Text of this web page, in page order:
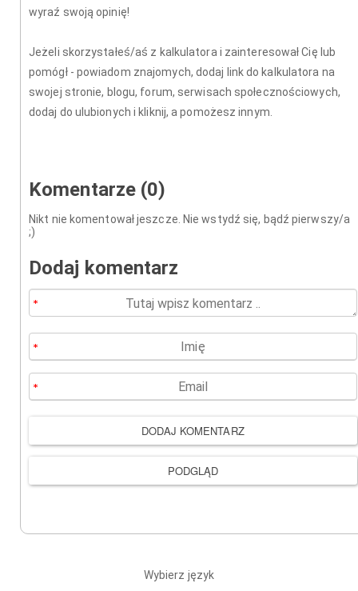
wyraź swoją opinię!
Jeżeli skorzystałeś/aś z kalkulatora i zainteresował Cię lub
pomógł - powiadom znajomych, dodaj link do kalkulatora na
swojej stronie, blogu, forum, serwisach społecznościowych,
dodaj do ulubionych i kliknij, a pomożesz innym.
Komentarze (0)
Nikt nie komentował jeszcze. Nie wstydź się, bądź pierwszy/a
;)
Dodaj komentarz
Wybierz język